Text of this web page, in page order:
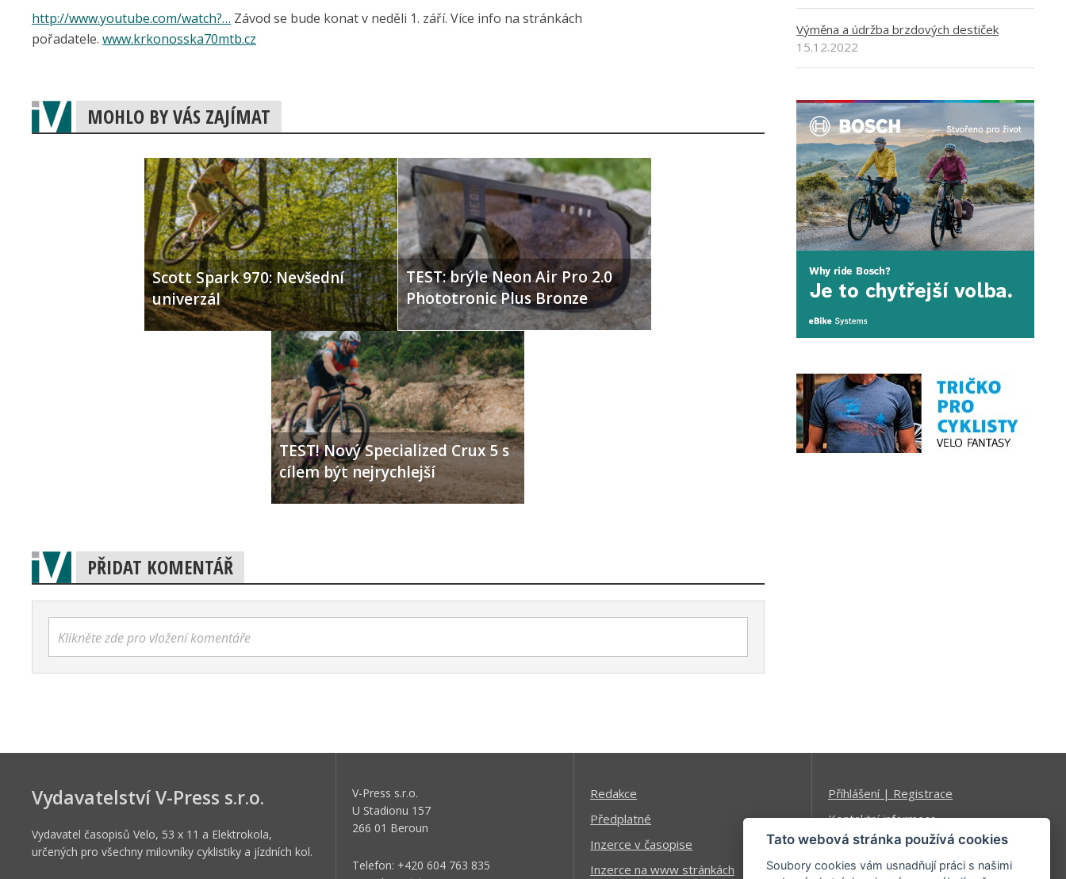
http://www.youtube.com/watch?… Závod se bude konat v neděli 1. září. Více info na stránkách
pořadatele. www.krkonosska70mtb.cz
MOHLO BY VÁS ZAJÍMAT
Scott Spark 970: Nevšední
univerzál
TEST: brýle Neon Air Pro 2.0
Phototronic Plus Bronze
TEST! Nový Specialized Crux 5 s
cílem být nejrychlejší
PŘIDAT KOMENTÁŘ
Klikněte zde pro vložení komentáře
Výměna a údržba brzdových destiček
15.12.2022
Vydavatelství V-Press s.r.o.
Vydavatel časopisů Velo, 53 x 11 a Elektrokola,
určených pro všechny milovníky cyklistiky a jízdních kol.
V-Press s.r.o.
U Stadionu 157
266 01 Beroun
Telefon: +420 604 763 835
Redakce
Předplatné
Inzerce v časopise
Inzerce na www stránkách
Příhlášení | Registrace
Kontaktní informace
Mapa stránek
Tato webová stránka používá cookies
Soubory cookies vám usnadňují práci s našimi